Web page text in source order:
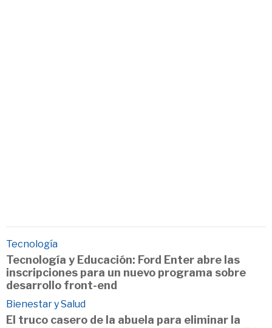
Tecnología
Tecnología y Educación: Ford Enter abre las
inscripciones para un nuevo programa sobre
desarrollo front-end
Bienestar y Salud
El truco casero de la abuela para eliminar la